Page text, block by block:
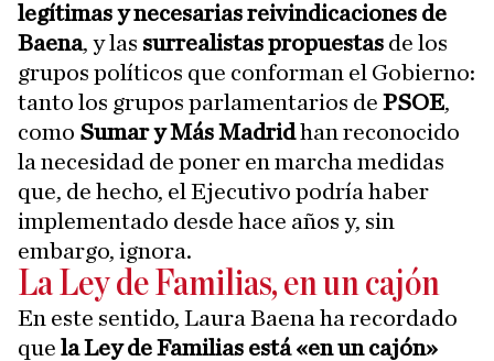
legítimas y necesarias reivindicaciones de
Baena, y las surrealistas propuestas de los
grupos políticos que conforman el Gobierno:
tanto los grupos parlamentarios de PSOE,
como Sumar y Más Madridhan reconocido
la necesidad de poner en marcha medidas
que, de hecho, el Ejecutivo podría haber
implementado desde hace años y, sin
embargo, ignora.
La Ley de Familias, en un cajón
En este sentido, Laura Baena ha recordado
que la Ley de Familias está «en un cajón»